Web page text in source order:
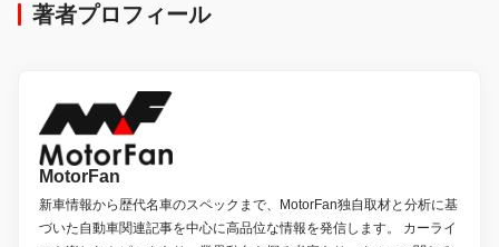
著者プロフィール
MotorFan
新車情報から歴代名車のスペックまで、MotorFan独自取材と分析に基
づいた自動車関連記事を中心に高品位な情報を発信します。 カーライ